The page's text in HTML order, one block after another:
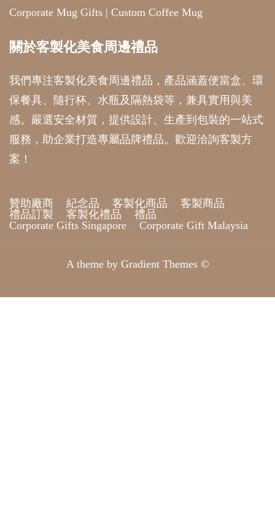
Corporate Mug Gifts | Custom Coffee Mug
關於客製化美食周邊禮品
我們專注客製化美食周邊禮品，產品涵蓋便當盒、環
保餐具、隨行杯、水瓶及隔熱袋等，兼具實用與美
感。嚴選安全材質，提供設計、生產到包裝的一站式
服務，助企業打造專屬品牌禮品。歡迎洽詢客製方
案！
贊助廠商 紀念品 客製化商品
客製商品
禮品訂製
客製化禮品
禮品
Corporate Gifts Singapore
Corporate Gift Malaysia
A theme by Gradient Themes ©